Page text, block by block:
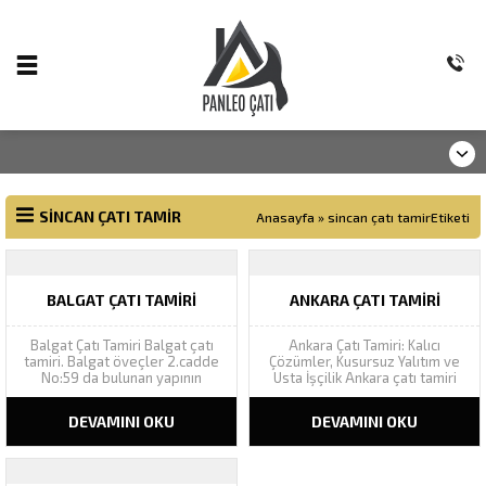
SINCAN ÇATI TAMIR Anasayfa » sincan çatı tamirEtiketi
BALGAT ÇATI TAMIRI
Balgat Çatı Tamiri Balgat çatı
tamiri. Balgat öveçler 2.cadde
No:59 da bulunan yapının
akıntılarının çatı tamiri tespiti
malzemesi olarak kullanılan
onduline levhaların oluk
hatvelerinde çatlaklar
DEVAMINI OKU
ANKARA ÇATI TAMIRI
Ankara Çatı Tamiri: Kalıcı
Çözümler, Kusursuz Yalıtım ve
Usta İşçilik Ankara çatı tamiri
projelerinizde Panleo Çatı
nem sorunlarına garantili
müdahale sunuyoruz. 🚨 Ankara
DEVAMINI OKU